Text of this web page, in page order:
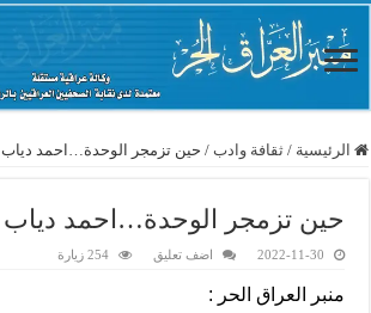
الرئيسية / ثقافة وادب / حين تزمجر الوحدة…احمد دياب
حين تزمجر الوحدة…احمد دياب
2022-11-30 اضف تعليق 254 زيارة
منبر العراق الحر :